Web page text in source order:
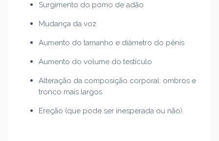
Surgimento do pomo de adão
Mudança da voz
Aumento do tamanho e diâmetro do pênis
Aumento do volume do testículo
Alteração da composição corporal: ombros e
tronco mais largos
Ereção (que pode ser inesperada ou não).